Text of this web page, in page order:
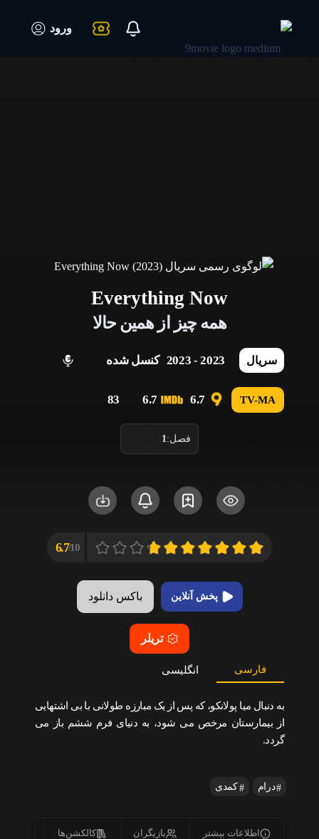
ورود
Everything Now
همه چیز از همین حالا
سریال 2023 - 2023 کنسل شده
TV-MA
6.7
6.7
83
فصل:1
10/
6.7
پخش آنلاین باکس دانلود
تریلر
فارسی انگلیسی
به دنبال میا پولانکو، که پس از یک مبارزه طولانی با بی اشتهایی
از بیمارستان مرخص می شود، به دنیای فرم ششم باز می
گردد.
درام کمدی
اطلاعات بیشتر بازیگران کالکشن‌ها